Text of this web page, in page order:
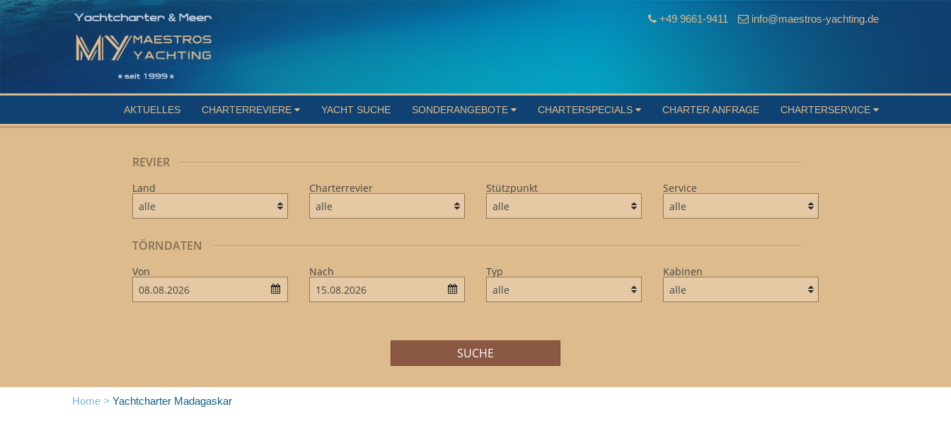
+49 9661-9411 info@maestros-yachting.de
AKTUELLES CHARTERREVIERE YACHT SUCHE SONDERANGEBOTE CHARTERSPECIALS CHARTER ANFRAGE CHARTERSERVICE
REVIER
Land Charterrevier Stützpunkt Service
TÖRNDATEN
Von Nach Typ Kabinen
SUCHE
Home > Yachtcharter Madagaskar